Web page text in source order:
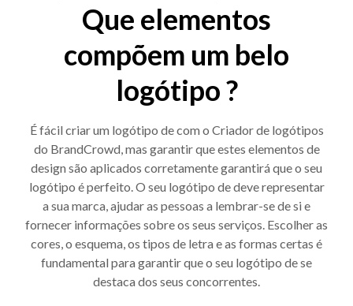
Que elementos
compõem um belo
logótipo ?
É fácil criar um logótipo de com o Criador de logótipos
do BrandCrowd, mas garantir que estes elementos de
design são aplicados corretamente garantirá que o seu
logótipo é perfeito. O seu logótipo de deve representar
a sua marca, ajudar as pessoas a lembrar-se de si e
fornecer informações sobre os seus serviços. Escolher as
cores, o esquema, os tipos de letra e as formas certas é
fundamental para garantir que o seu logótipo de se
destaca dos seus concorrentes.